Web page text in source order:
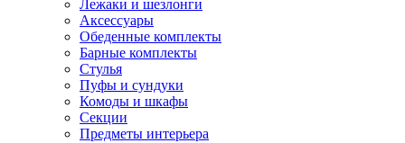
Лежаки и шезлонги
Аксессуары
Обеденные комплекты
Барные комплекты
Стулья
Пуфы и сундуки
Комоды и шкафы
Секции
Предметы интерьера